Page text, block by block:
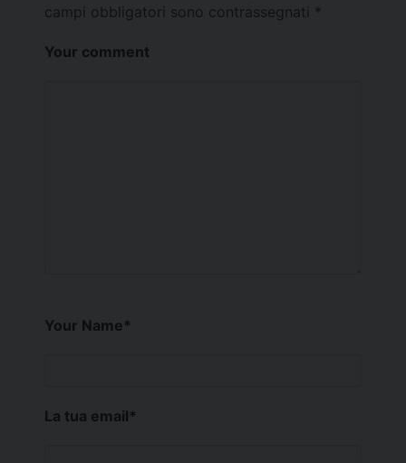
campi obbligatori sono contrassegnati *
Your comment
Your Name*
La tua email*